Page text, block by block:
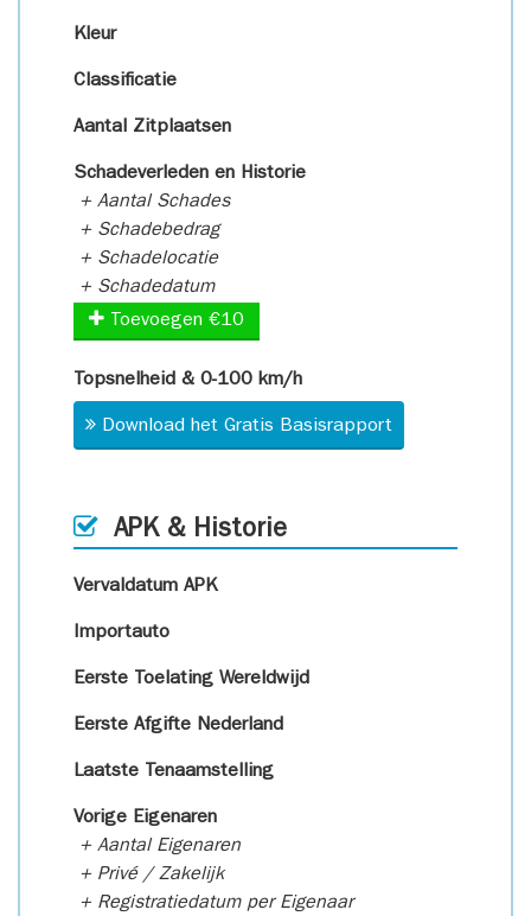
Kleur
Classificatie
Aantal Zitplaatsen
Schadeverleden en Historie
+ Aantal Schades
+ Schadebedrag
+ Schadelocatie
+ Schadedatum
Toevoegen €10
Topsnelheid & 0-100 km/h
Download het Gratis Basisrapport
APK & Historie
Vervaldatum APK
Importauto
Eerste Toelating Wereldwijd
Eerste Afgifte Nederland
Laatste Tenaamstelling
Vorige Eigenaren
+ Aantal Eigenaren
+ Privé / Zakelijk
+ Registratiedatum per Eigenaar